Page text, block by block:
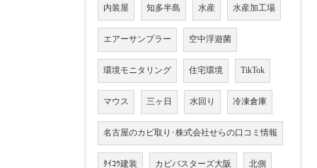
内装屋 知多半島 水産 水産加工場
エアーサンプラー 空中浮遊菌
環境モニタリング 住宅環境 TikTok
マウス 三ヶ日 水回り 冷凍倉庫
名古屋のカビ取り･株式会社せらの口コミ情報
ﾀｲｺｳ建装 カビバスターズ大阪 北側